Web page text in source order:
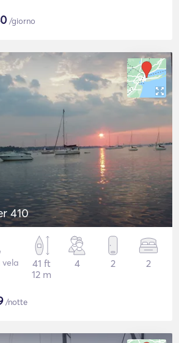
/giorno
410
vela
41 ft
12 m
4 2 2
/notte